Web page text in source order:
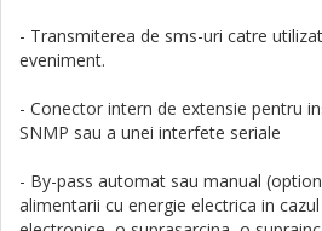
- Transmiterea de sms-uri catre
eveniment.
- Conector intern de extensie pentru
SNMP sau a unei interfete seriale
- By-pass automat sau manual
alimentarii cu energie electrica in